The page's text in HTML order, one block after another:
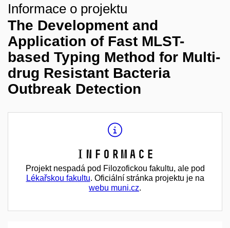
Informace o projektu
The Development and
Application of Fast MLST-
based Typing Method for Multi-
drug Resistant Bacteria
Outbreak Detection
Informace
Projekt nespadá pod Filozofickou fakultu, ale pod
Lékařskou fakultu. Oficiální stránka projektu je na
webu muni.cz.